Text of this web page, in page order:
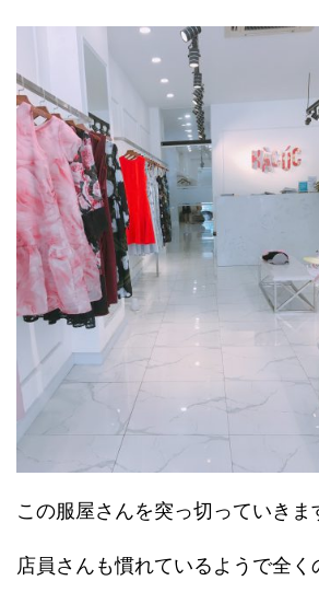
この服屋さんを突っ切っていき
店員さんも慣れているようで全